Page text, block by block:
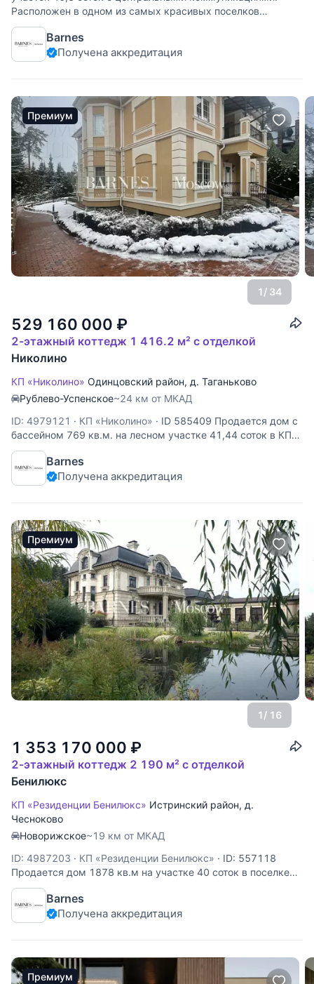
Расположен в одном из самых красивых поселков
Подмосковья. Четверть территории посёлка – зоны отдыха.
Рядом с новыми территориями находится великолепный
парк с живописным
Barnes
Получена аккредитация
Премиум
1/ 34
529 160 000 ₽
2-этажный коттедж 1 416.2 м² с отделкой
Николино
КП «Николино» Одинцовский район, д. Таганьково
Рублево-Успенское~24 км от МКАД
ID: 4979121 · КП «Николино» · ID 585409 Продается дом с
бассейном 769 кв.м. на лесном участке 41,44 соток в КП
Николино. 19 км от МКАД по Рублево-Успенскому или
Можайскому шоссе. Есть выезд на платную скоростную
дорогу. Планировка: Цокольный этаж: бильярд, кинотеатр,
Barnes
Получена аккредитация
Премиум
1/ 16
1 353 170 000 ₽
2-этажный коттедж 2 190 м² с отделкой
Бенилюкс
КП «Резиденции Бенилюкс» Истринский район, д.
Чесноково
Новорижское~19 км от МКАД
ID: 4987203 · КП «Резиденции Бенилюкс» · ID: 557118
Продается дом 1878 кв.м на участке 40 cоток в поселке
Резиденции Бенилюкс. Новорижское шоссе, 22 км от
МКАД. Планировка: Цоколь: санузел, сауна из кедра,
джакузи, санузел из Оникса, винная комната, кальянная,
Barnes
Получена аккредитация
Премиум